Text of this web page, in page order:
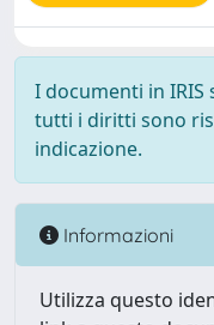
I documenti in
tutti i diritti sono
indicazione.
Informazioni
Utilizza questo